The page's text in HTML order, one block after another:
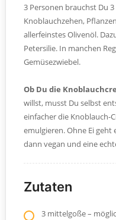
3 Personen brauchst Du
Knoblauchzehen,
allerfeinstes Olivenöl.
Petersilie. In manchen
Gemüsezwiebel.
Ob Du die
willst, musst Du selbst
einfacher die Knoblauch-
emulgieren. Ohne Ei geht
dann vegan und eine
Zutaten
3 mittelgoße –